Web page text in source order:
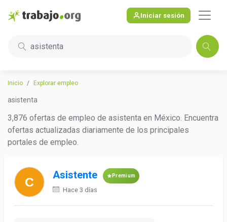
Iniciar sesión
asistenta
Inicio Explorar empleo
asistenta
3,876 ofertas de empleo de asistenta en México. Encuentra
ofertas actualizadas diariamente de los principales
portales de empleo.
Asistente Premium
Hace 3 días